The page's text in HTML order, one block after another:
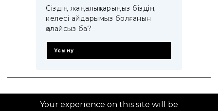
Сіздің жаңалықтарыңыз біздің
келесі айдарымыз болғанын
қалайсыз ба?
Ұсыну
© 2014–2025 ZTB.KZ
Your experience on this site will be